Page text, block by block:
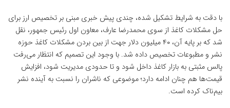
با دقت به شرایط تشکیل شده، چندی پیش خبری مبنی بر تخصیص ارز برای
حل مشکلات کاغذ از سوی محمدرضا عارف، معاون اول رئیس جمهور، نقل
شد که بر پایه آن، ۴۰ میلیون دلار جهت از بین بردن مشکلات کاغذ حوزه
نشر و مطبوعات تخصیص داده شد. با وجود این تصمیم که انتظار می‌رفت
پالس مثبتی به بازار کاغذ داخل شود و تا حدودی مدیریت شود، افزایش
قیمت‌ها هم چنان ادامه دارد؛ موضوعی که ناشران را نسبت به آینده نشر
بیم‌ناک کرده است.